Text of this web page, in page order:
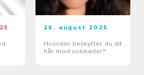
26. august 2025
Hvordan beskytter du dit
hår mod solskader?